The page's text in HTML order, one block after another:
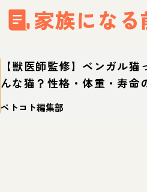
家族になる
【獣医師監修】ベンガル猫
んな猫？性格・体重・寿命
徴・迎え方
ペトコト編集部